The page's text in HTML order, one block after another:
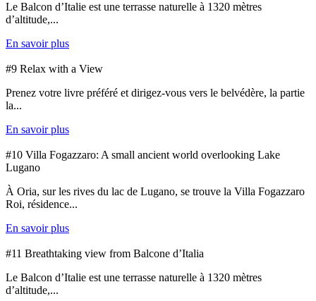
Le Balcon d’Italie est une terrasse naturelle à 1320 mètres
d’altitude,...
En savoir plus
#9 Relax with a View
Prenez votre livre préféré et dirigez-vous vers le belvédère, la partie
la...
En savoir plus
#10 Villa Fogazzaro: A small ancient world overlooking Lake
Lugano
À Oria, sur les rives du lac de Lugano, se trouve la Villa Fogazzaro
Roi, résidence...
En savoir plus
#11 Breathtaking view from Balcone d’Italia
Le Balcon d’Italie est une terrasse naturelle à 1320 mètres
d’altitude,...